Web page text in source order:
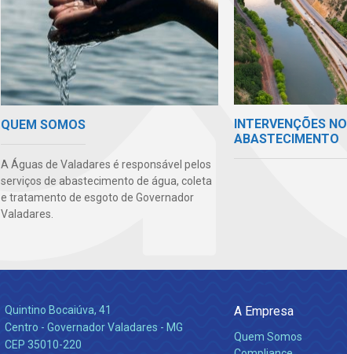
QUEM SOMOS
A Águas de Valadares é responsável pelos
serviços de abastecimento de água, coleta
e tratamento de esgoto de Governador
Valadares.
INTERVENÇÕES NO
ABASTECIMENTO
Quintino Bocaiúva, 41
Centro - Governador Valadares - MG
CEP 35010-220
A Empresa
Quem Somos